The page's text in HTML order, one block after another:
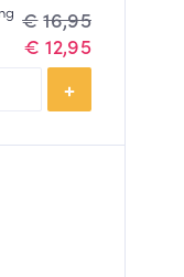
€ 16,95
Oorspronkelijke
prijs
was:
€16,95.
€ 12,95
Huidige
prijs
€12,95.